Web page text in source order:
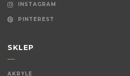
INSTAGRAM
PINTEREST
SKLEP
AKRYLE